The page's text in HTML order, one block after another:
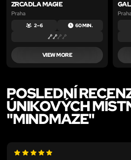
ZRCADLA MAGIE
Praha
2 – 6 60 MIN.
VIEW MORE
POSLEDNÍ
ÚNIKOVÝCH
"MINDMAZE"